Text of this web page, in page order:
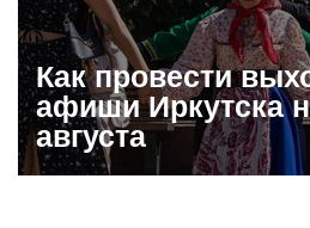
Как провести
афиши Иркутска
августа